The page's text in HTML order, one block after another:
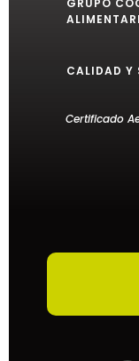
CALIDAD Y
Certificado